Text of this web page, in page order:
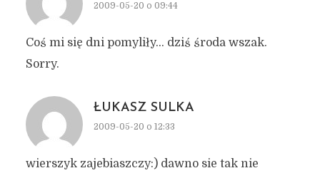
2009-05-20 o 09:44
Coś mi się dni pomyliły… dziś środa wszak.
Sorry.
ŁUKASZ SULKA
2009-05-20 o 12:33
wierszyk zajebiaszczy:) dawno sie tak nie